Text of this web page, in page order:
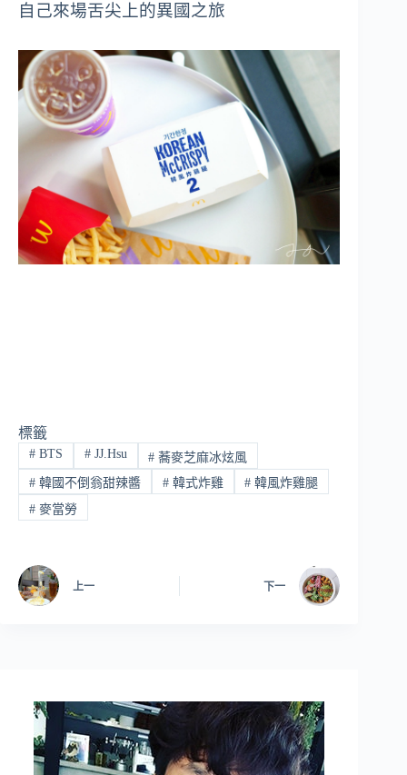
自己來場舌尖上的異國之旅
標籤
#BTS #JJ.Hsu # 蕎麥芝麻冰炫風
#韓國不倒翁甜辣醬 #韓式炸雞 # 韓風炸雞腿
#麥當勞
上一 下一